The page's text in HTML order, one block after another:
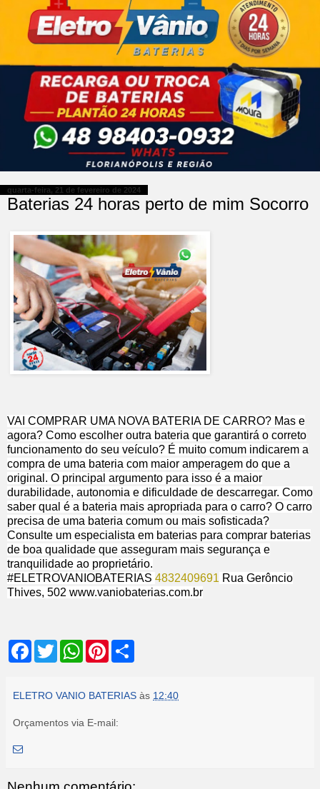
quarta-feira, 21 de fevereiro de 2024
Baterias 24 horas perto de mim Socorro
VAI COMPRAR UMA NOVA BATERIA DE CARRO? Mas e
agora? Como escolher outra bateria que garantirá o correto
funcionamento do seu veículo? É muito comum indicarem a
compra de uma bateria com maior amperagem do que a
original. O principal argumento para isso é a maior
durabilidade, autonomia e dificuldade de descarregar. Como
saber qual é a bateria mais apropriada para o carro? O carro
precisa de uma bateria comum ou mais sofisticada?
Consulte um especialista em baterias para comprar baterias
de boa qualidade que asseguram mais segurança e
tranquilidade ao proprietário.
#ELETROVANIOBATERIAS 4832409691 Rua Gerôncio
Thives, 502 www.vaniobaterias.com.br
F
b
o
k
T
w
t
e
W
s
A
p
P
e
r
s
e
ELETRO VANIO BATERIAS às 12:40
Orçamentos via E-mail: